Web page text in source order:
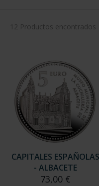
12 Productos encontrados
CAPITALES ESPAÑOLAS
- ALBACETE
73,00 €